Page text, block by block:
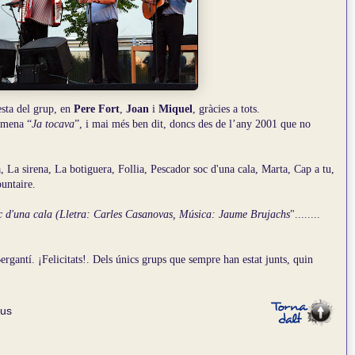
del grup, en Pere Fort, Joan i Miquel, gràcies a tots.
“Ja tocava”, i mai més ben dit, doncs des de l’any 2001 que no
La sirena, La botiguera, Follia, Pescador soc d'una cala, Marta, Cap a tu,
d'una cala (Lletra: Carles Casanovas, Música: Jaume Brujachs"........
¡Felicitats!. Dels únics grups que sempre han estat junts, quin